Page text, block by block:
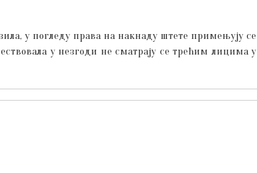
у погледу права на накнаду штете примењују се
у незгоди не сматрају се трећим лицима у